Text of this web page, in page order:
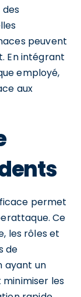
peuvent
En intégrant
employé,
aux
permet
Ce
les rôles et
de
ayant un
les